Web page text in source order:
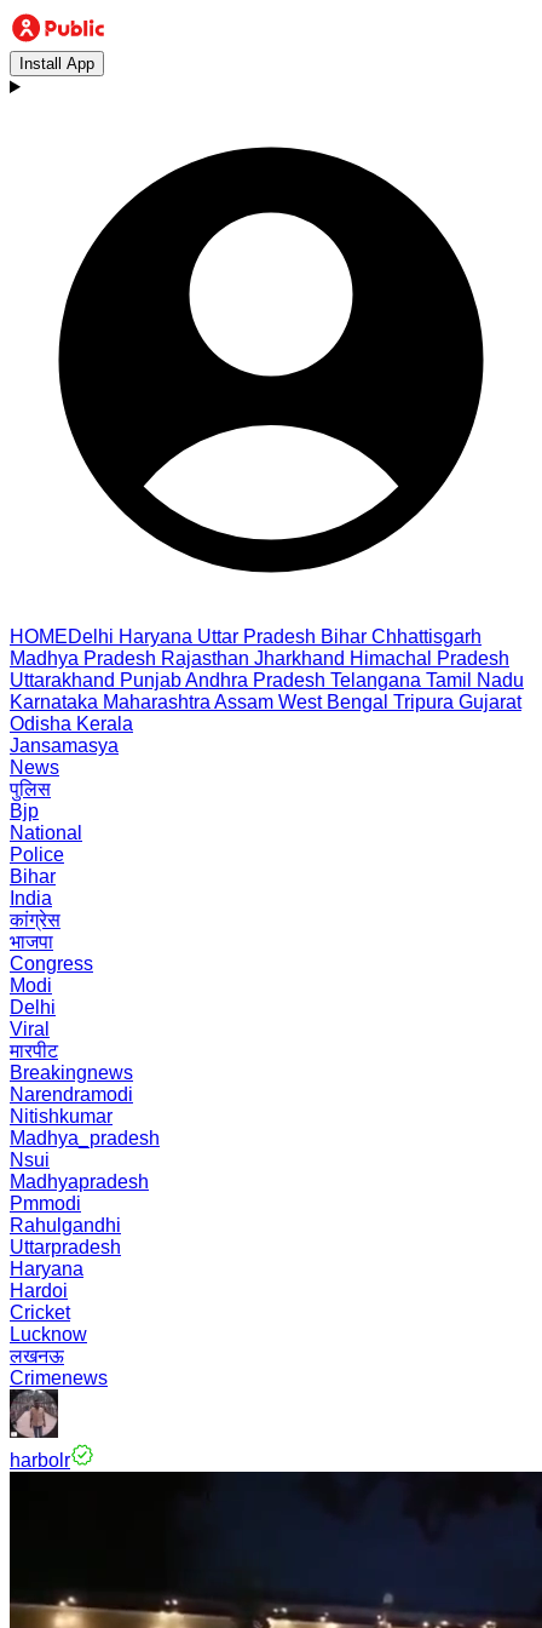
Install App
HOMEDelhi Haryana Uttar Pradesh Bihar Chhattisgarh
Madhya Pradesh Rajasthan Jharkhand Himachal Pradesh
Uttarakhand PunjabAndhra Pradesh Telangana Tamil Nadu
Karnataka Maharashtra Assam West Bengal Tripura Gujarat
Odisha Kerala
Jansamasya
News
पुलिस
Bjp
National
Police
Bihar
India
कांग्रेस
भाजपा
Congress
Modi
Delhi
Viral
मारपीट
Breakingnews
Narendramodi
Nitishkumar
Madhya_pradesh
Nsui
Madhyapradesh
Pmmodi
Rahulgandhi
Uttarpradesh
Haryana
Hardoi
Cricket
Lucknow
लखनऊ
Crimenews
harbolr